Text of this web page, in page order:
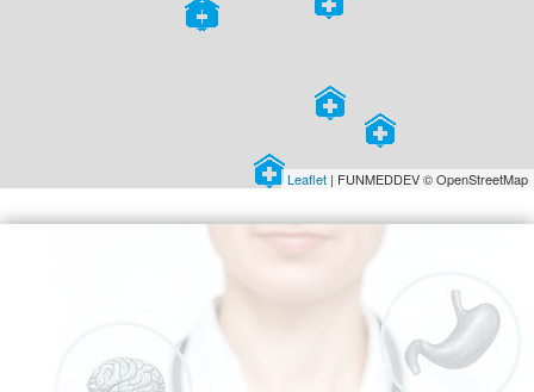
Leaflet | FUNMEDDEV © OpenStreetMap